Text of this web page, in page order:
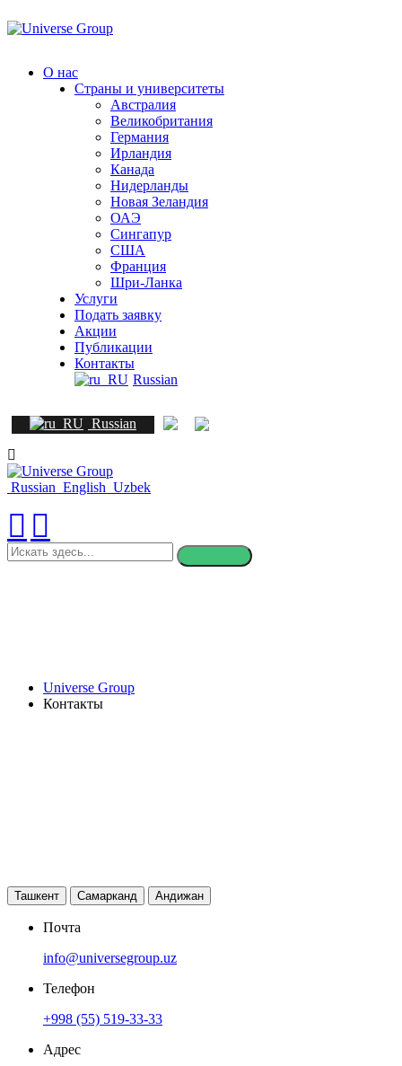
к
О нас
Страны и университеты
Австралия
Великобритания
Германия
Ирландия
Канада
Нидерланды
Новая Зеландия
ОАЭ
Сингапур
СШA
Франция
Шри-Ланка
Услуги
Подать заявку
Акции
Публикации
Контакты
Russian
Russian
Russian English Uzbek
искать
здесь
Universe Group
Контакты
Ташкент Самарканд Андижан
Почта
info@universegroup.uz
Телефон
+998 (55) 519-33-33
Адрес